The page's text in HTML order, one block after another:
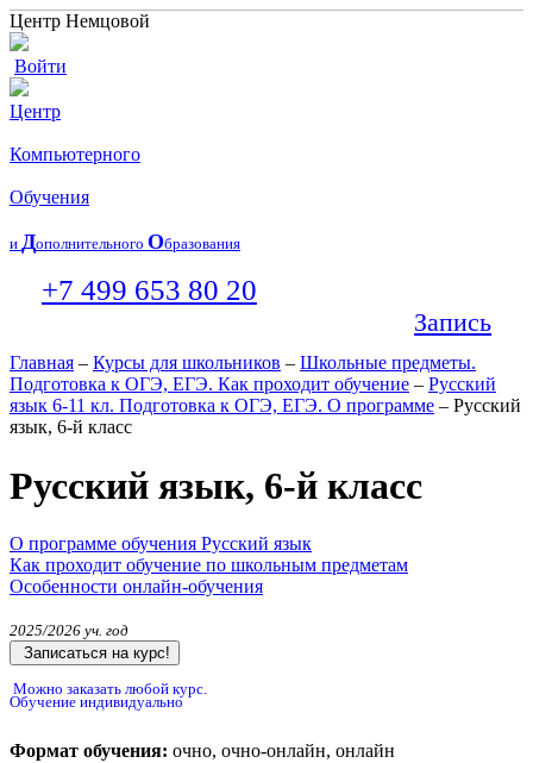
Центр Немцовой
Войти
Центр
Компьютерного
Обучения
и Дополнительного Образования
+7 499 653 80 20
Запись
Главная – Курсы для школьников – Школьные предметы.
Подготовка к ОГЭ, ЕГЭ. Как проходит обучение – Русский
язык 6-11 кл. Подготовка к ОГЭ, ЕГЭ. О программе – Русский
язык, 6-й класс
Русский язык, 6-й класс
О программе обучения Русский язык
Как проходит обучение по школьным предметам
Особенности онлайн-обучения
2025/2026 уч. год
Записаться на курс!
Можно заказать любой курс.
Обучение индивидуально
Формат обучения: очно, очно-онлайн, онлайн